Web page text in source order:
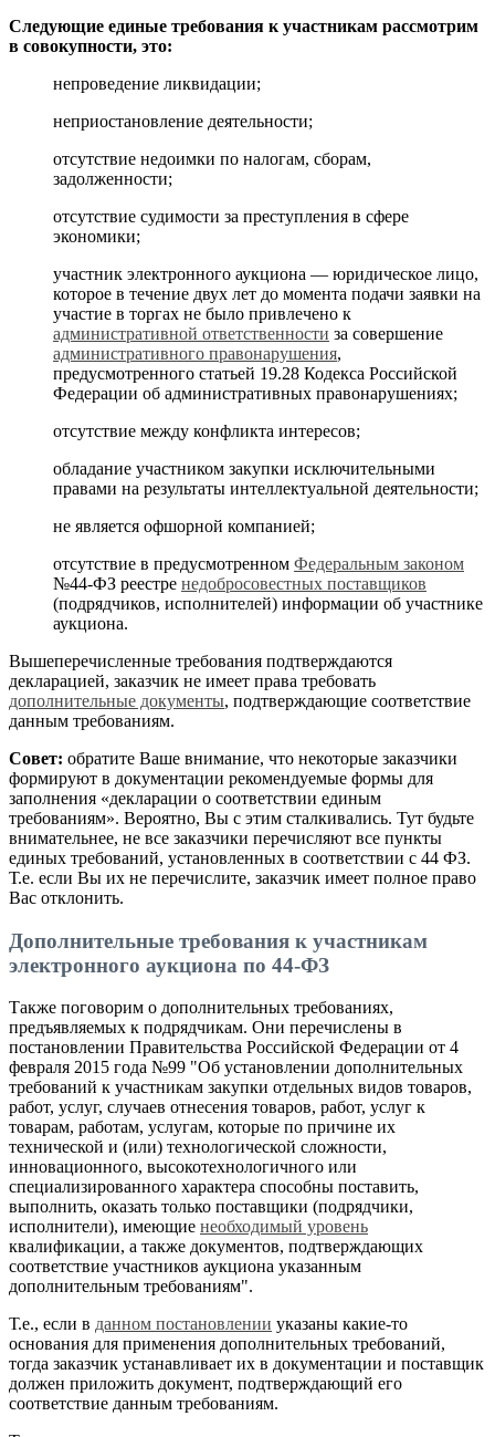
Следующие единые требования к участникам рассмотрим
в совокупности, это:
непроведение ликвидации;
неприостановление деятельности;
отсутствие недоимки по налогам, сборам,
задолженности;
отсутствие судимости за преступления в сфере
экономики;
участник электронного аукциона — юридическое лицо,
которое в течение двух лет до момента подачи заявки на
участие в торгах не было привлечено к
административной ответственности за совершение
административного правонарушения,
предусмотренного статьей 19.28 Кодекса Российской
Федерации об административных правонарушениях;
отсутствие между конфликта интересов;
обладание участником закупки исключительными
правами на результаты интеллектуальной деятельности;
не является офшорной компанией;
отсутствие в предусмотренном Федеральным законом
№44-ФЗ реестре недобросовестных поставщиков
(подрядчиков, исполнителей) информации об участнике
аукциона.
Вышеперечисленные требования подтверждаются
декларацией, заказчик не имеет права требовать
дополнительные документы, подтверждающие соответствие
данным требованиям.
Совет: обратите Ваше внимание, что некоторые заказчики
формируют в документации рекомендуемые формы для
заполнения «декларации о соответствии единым
требованиям». Вероятно, Вы с этим сталкивались. Тут будьте
внимательнее, не все заказчики перечисляют все пункты
единых требований, установленных в соответствии с 44 ФЗ.
Т.е. если Вы их не перечислите, заказчик имеет полное право
Вас отклонить.
Дополнительные требования к участникам
электронного аукциона по 44-ФЗ
Также поговорим о дополнительных требованиях,
предъявляемых к подрядчикам. Они перечислены в
постановлении Правительства Российской Федерации от 4
февраля 2015 года №99 "Об установлении дополнительных
требований к участникам закупки отдельных видов товаров,
работ, услуг, случаев отнесения товаров, работ, услуг к
товарам, работам, услугам, которые по причине их
технической и (или) технологической сложности,
инновационного, высокотехнологичного или
специализированного характера способны поставить,
выполнить, оказать только поставщики (подрядчики,
исполнители), имеющие необходимый уровень
квалификации, а также документов, подтверждающих
соответствие участников аукциона указанным
дополнительным требованиям".
Т.е., если в данном постановлении указаны какие-то
основания для применения дополнительных требований,
тогда заказчик устанавливает их в документации и поставщик
должен приложить документ, подтверждающий его
соответствие данным требованиям.